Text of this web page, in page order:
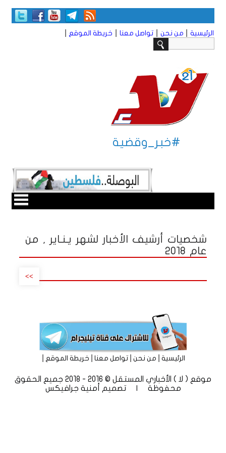
الرئيسية من نحن تواصل معنا خريطة الموقع
#خبر_وقضية
شخصيات أرشيف الأخبار لشهر يـنـاير , من
عام 2018
>>
الرئيسية|من نحن|تواصل معنا|خريطة الموقع
موقع ( لا ) الأخباري المستقل © 2016 - 2018 جميع الحقوق
محفوظة | تصميم
أمنية جرافيكس